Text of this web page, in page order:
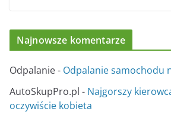
Najnowsze komentarze
Odpalanie- Odpalanie samochodu
AutoSkupPro.pl - Najgorszy
oczywiście kobieta